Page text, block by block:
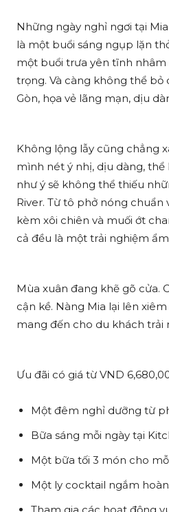
Những ngày nghỉ ngơi tại
là một buổi sáng ngụp lặn
một buổi trưa yên tĩnh nhâm
trọng. Và càng không thể bỏ
Gòn, họa vẻ lãng mạn, dịu
Không lộng lẫy cũng chẳng
mình nét ý nhị, dịu dàng,
như ý sẽ không thể thiếu
River. Từ tô phở nóng
kèm xôi chiên và muối ớt
cả đều là một trải nghiệm
Mùa xuân đang khẽ gõ cửa.
cận kề. Nàng Mia lại lên
mang đến cho du khách trải
Ưu đãi có giá từ VND
Một đêm nghỉ dưỡng từ
Bữa sáng mỗi ngày tại
Một bữa tối 3 món cho
Một ly cocktail ngắm